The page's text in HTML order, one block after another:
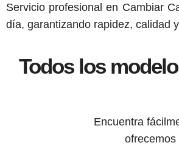
Servicio profesional en Cambiar
día, garantizando rapidez, calidad
Todos los
Encuentra
ofrecemos